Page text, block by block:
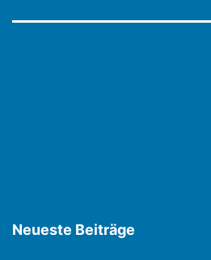
Neueste Beiträge